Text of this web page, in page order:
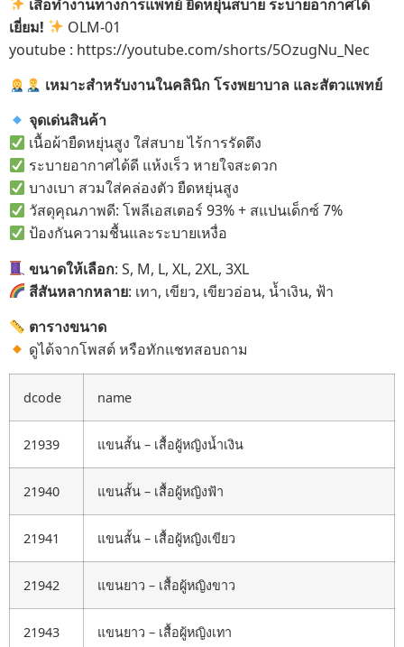
เสื้อทำงานทางการแพทย์ ยืดหยุ่นสบาย ระบายอากาศได้
เยี่ยม!
OLM-01
youtube : https://youtube.com/shorts/5OzugNu_Nec
เหมาะสำหรับงานในคลินิก โรงพยาบาล และสัตวแพทย์
จุดเด่นสินค้า
เนื้อผ้ายืดหยุ่นสูง ใส่สบาย ไร้การรัดตึง
ระบายอากาศได้ดี แห้งเร็ว หายใจสะดวก
บางเบา สวมใส่คล่องตัว ยืดหยุ่นสูง
วัสดุคุณภาพดี: โพลีเอสเตอร์ 93% + สแปนเด็กซ์ 7%
ป้องกันความชื้นและระบายเหงื่อ
ขนาดให้เลือก: S, M, L, XL, 2XL, 3XL
สีสันหลากหลาย: เทา, เขียว, เขียวอ่อน, น้ำเงิน, ฟ้า
ตารางขนาด
ดูได้จากโพสต์ หรือทักแชทสอบถาม
dcode name
21939 แขนสั้น – เสื้อผู้หญิงน้ำเงิน
21940 แขนสั้น – เสื้อผู้หญิงฟ้า
21941 แขนสั้น – เสื้อผู้หญิงเขียว
21942 แขนยาว – เสื้อผู้หญิงขาว
21943 แขนยาว – เสื้อผู้หญิงเทา